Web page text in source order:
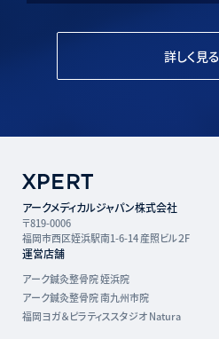
詳しく見る
アークメディカルジャパン株式会社
〒819-0006
福岡市西区姪浜駅南1-6-14 産照ビル２F
運営店舗
アーク鍼灸整骨院 姪浜院
アーク鍼灸整骨院 南九州市院
福岡ヨガ＆ピラティススタジオ Natura